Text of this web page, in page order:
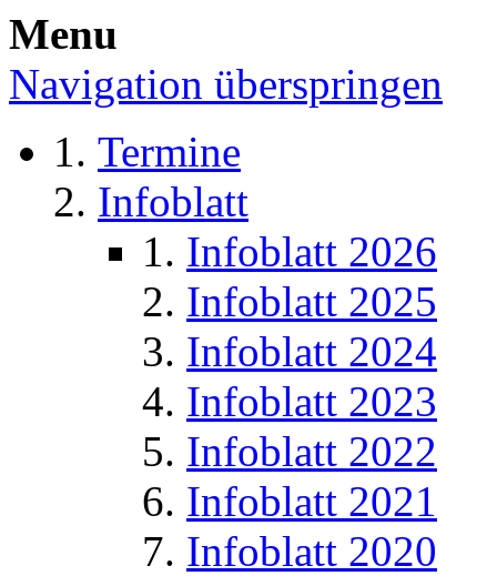
Menu
Navigation überspringen
Termine
Infoblatt
Infoblatt 2026
Infoblatt 2025
Infoblatt 2024
Infoblatt 2023
Infoblatt 2022
Infoblatt 2021
Infoblatt 2020